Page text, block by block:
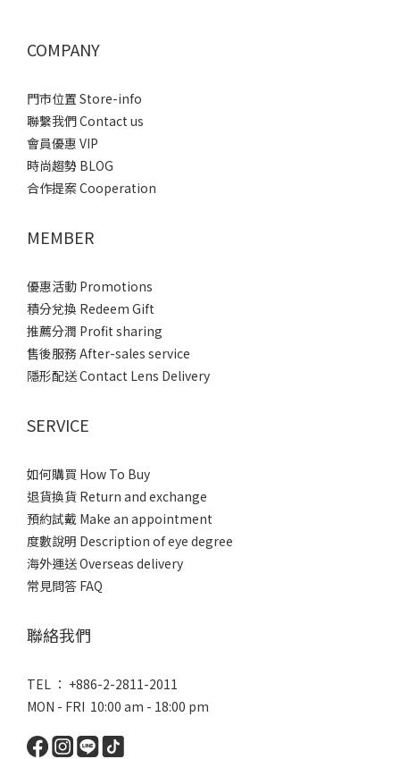
COMPANY
門市位置 Store-info
聯繫我們 Contact us
會員優惠 VIP
時尚趨勢 BLOG
合作提案 Cooperation
MEMBER
優惠活動 Promotions
積分兌換 Redeem Gift
推薦分潤 Profit sharing
售後服務 After-sales service
隱形配送 Contact Lens Delivery
SERVICE
如何購買 How To Buy
退貨換貨 Return and exchange
預約試戴 Make an appointment
度數說明 Description of eye degree
海外運送 Overseas delivery
常見問答 FAQ
聯絡我們
TEL ： +886-2-2811-2011
MON - FRI 10:00 am - 18:00 pm